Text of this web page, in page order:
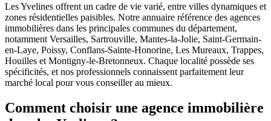
Les Yvelines offrent un cadre de vie varié, entre villes dynamiques et
zones résidentielles paisibles. Notre annuaire référence des agences
immobilières dans les principales communes du département,
notamment Versailles, Sartrouville, Mantes-la-Jolie, Saint-Germain-
en-Laye, Poissy, Conflans-Sainte-Honorine, Les Mureaux, Trappes,
Houilles et Montigny-le-Bretonneux. Chaque localité possède ses
spécificités, et nos professionnels connaissent parfaitement leur
marché local pour vous conseiller au mieux.
Comment choisir une agence immobilière